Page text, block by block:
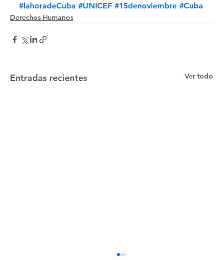
#lahoradeCuba #UNICEF #15denoviembre #Cuba
Derechos Humanos
Entradas recientes Ver todo